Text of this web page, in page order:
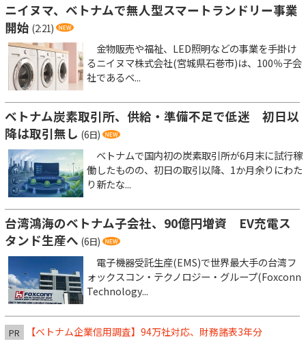
ニイヌマ、ベトナムで無人型スマートランドリー事業
開始 (2:21)
金物販売や福祉、LED照明などの事業を手掛け
るニイヌマ株式会社(宮城県石巻市)は、100％子会
社であるベ...
ベトナム炭素取引所、供給・準備不足で低迷 初日以
降は取引無し (6日)
ベトナムで国内初の炭素取引所が6月末に試行稼
働したものの、初日の取引以降、1か月余りにわた
り新たな...
台湾鴻海のベトナム子会社、90億円増資 EV充電ス
タンド生産へ (6日)
電子機器受託生産(EMS)で世界最大手の台湾フ
ォックスコン・テクノロジー・グループ(Foxconn
Technology...
PR 【ベトナム企業信用調査】94万社対応、財務諸表3年分